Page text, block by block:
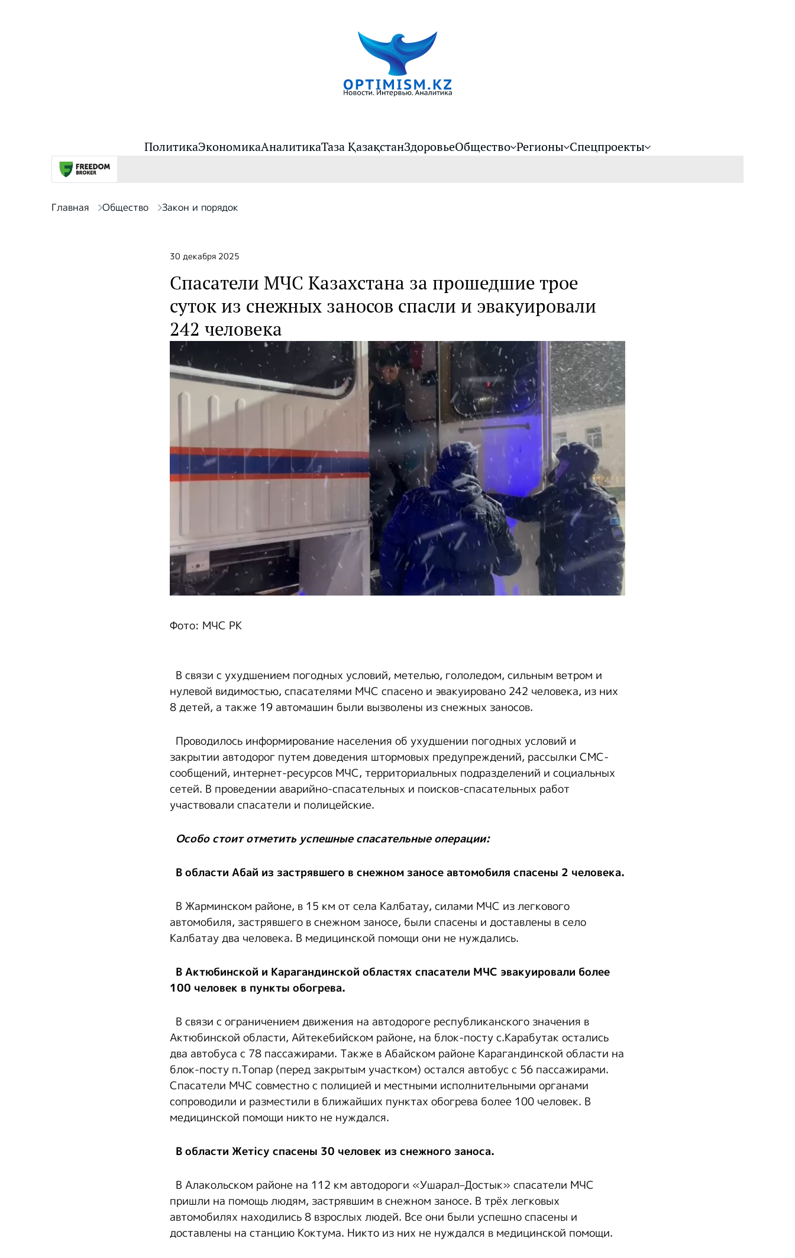
ПолитикаЭкономикаАналитикаТаза ҚазақстанЗдоровьеОбщество Регионы Спецпроекты
Главная Общество Закон и порядок
30 декабря 2025
Спасатели МЧС Казахстана за прошедшие трое
суток из снежных заносов спасли и эвакуировали
242 человека
Фото: МЧС РК
В связи с ухудшением погодных условий, метелью, гололедом, сильным ветром и
нулевой видимостью, спасателями МЧС спасено и эвакуировано 242 человека, из них
8 детей, а также 19 автомашин были вызволены из снежных заносов.
Проводилось информирование населения об ухудшении погодных условий и
закрытии автодорог путем доведения штормовых предупреждений, рассылки СМС-
сообщений, интернет-ресурсов МЧС, территориальных подразделений и социальных
сетей. В проведении аварийно-спасательных и поисков-спасательных работ
участвовали спасатели и полицейские.
Особо стоит отметить успешные спасательные операции:
В области Абай из застрявшего в снежном заносе автомобиля спасены 2 человека.
В Жарминском районе, в 15 км от села Калбатау, силами МЧС из легкового
автомобиля, застрявшего в снежном заносе, были спасены и доставлены в село
Калбатау два человека. В медицинской помощи они не нуждались.
В Актюбинской и Карагандинской областях спасатели МЧС эвакуировали более
100 человек в пункты обогрева.
В связи с ограничением движения на автодороге республиканского значения в
Актюбинской области, Айтекебийском районе, на блок-посту с.Карабутак остались
два автобуса с 78 пассажирами. Также в Абайском районе Карагандинской области на
блок-посту п.Топар (перед закрытым участком) остался автобус с 56 пассажирами.
Спасатели МЧС совместно с полицией и местными исполнительными органами
сопроводили и разместили в ближайших пунктах обогрева более 100 человек. В
медицинской помощи никто не нуждался.
В области Жетісу спасены 30 человек из снежного заноса.
В Алакольском районе на 112 км автодороги «Ушарал–Достык» спасатели МЧС
пришли на помощь людям, застрявшим в снежном заносе. В трёх легковых
автомобилях находились 8 взрослых людей. Все они были успешно спасены и
доставлены на станцию Коктума. Никто из них не нуждался в медицинской помощи.